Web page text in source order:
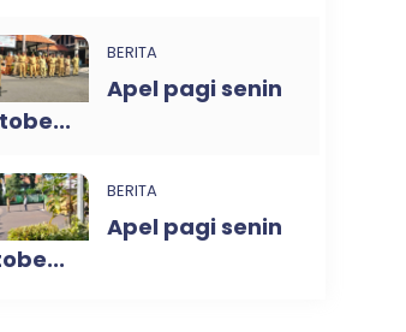
BERITA
Apel pagi senin
BERITA
Apel pagi senin